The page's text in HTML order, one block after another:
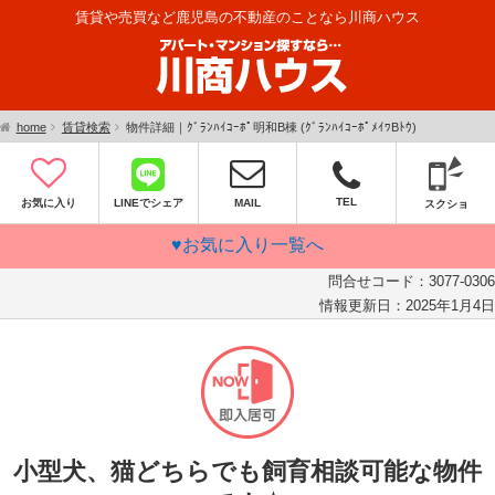
賃貸や売買など鹿児島の不動産のことなら川商ハウス
home 賃貸検索 物件詳細｜ｸﾞﾗﾝﾊｲｺｰﾎﾟ明和B棟 (ｸﾞﾗﾝﾊｲｺｰﾎﾟﾒｲﾜBﾄｳ)
お気に入り LINEでシェア MAIL TEL スクショ
♥お気に入り一覧へ
問合せコード： 3077-0306
情報更新日： 2025年1月4日
小型犬、猫どちらでも飼育相談可能な物件